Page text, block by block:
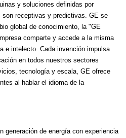
y soluciones definidas por
receptivas y predictivas. GE se
global de conocimiento, la "GE
comparte y accede a la misma
e intelecto. Cada invención impulsa
en todos nuestros sectores
tecnología y escala, GE ofrece
al hablar el idioma de la
generación de energía con experiencia